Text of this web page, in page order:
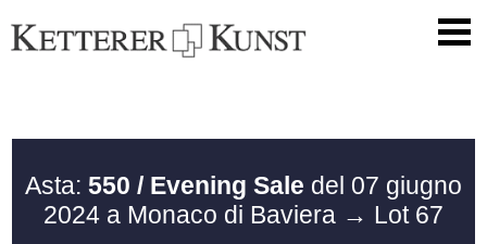
Asta: 550 / Evening Sale del 07 giugno
2024 a Monaco di Baviera → Lot 67